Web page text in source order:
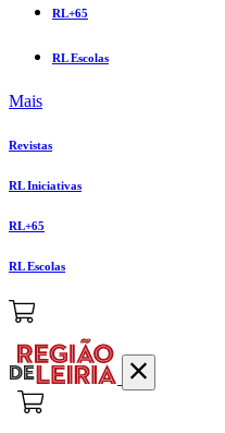
RL+65
RL Escolas
Mais
Revistas
RL Iniciativas
RL+65
RL Escolas